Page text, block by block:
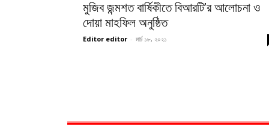
মুজিব জন্মশত বার্ষিকীতে বিআরটি’র আলোচনা ও
দোয়া মাহফিল অনুষ্ঠিত
Editor editor - মার্চ ১৮, ২০২১